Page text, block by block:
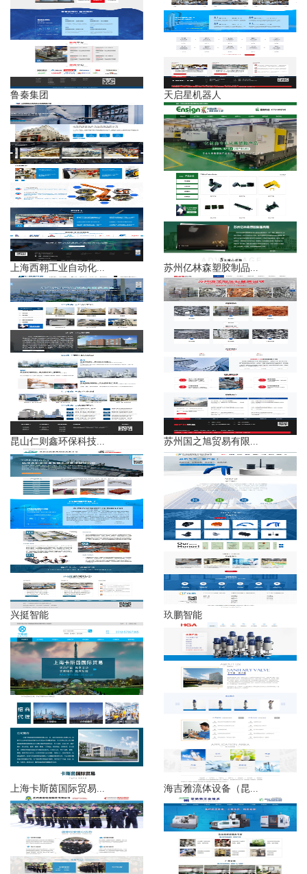
鲁秦集团 天启星机器人
上海西翱工业自动化... 苏州亿林森塑胶制品...
昆山仁则鑫环保科技... 苏州国之旭贸易有限...
兴挺智能 玖鹏智能
上海卡斯茵国际贸易... 海吉雅流体设备（昆...